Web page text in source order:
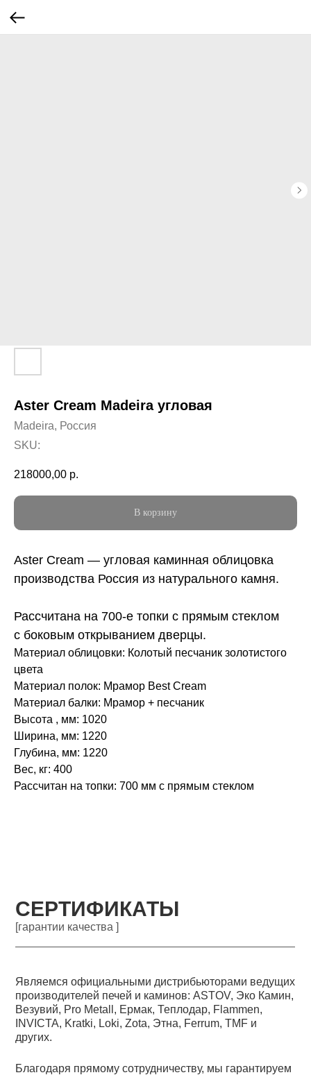
Aster Cream Madeira угловая
Madeira, Россия
SKU:
218000,00 р.
В корзину
Aster Cream — угловая каминная облицовка
производства Россия из натурального камня.
Рассчитана на 700-е топки с прямым стеклом
с боковым открыванием дверцы.
Материал облицовки: Колотый песчаник золотистого
цвета
Материал полок: Мрамор Best Cream
Материал балки: Мрамор + песчаник
Высота , мм: 1020
Ширина, мм: 1220
Глубина, мм: 1220
Вес, кг: 400
Рассчитан на топки: 700 мм с прямым стеклом
СЕРТИФИКАТЫ
[гарантии качества ]
Являемся официальными дистрибьюторами ведущих
производителей печей и каминов: ASTOV, Эко Камин,
Везувий, Pro Metall, Ермак, Теплодар, Flammen,
INVICTA, Kratki, Loki, Zota, Этна, Ferrum, TMF и
других.
Благодаря прямому сотрудничеству, мы гарантируем